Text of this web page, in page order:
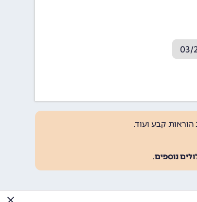
קבע ועוד.
נוספים.